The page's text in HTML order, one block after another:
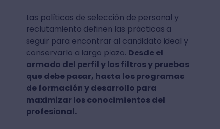
Las políticas de selección de personal y
reclutamiento definen las prácticas a
seguir para encontrar al candidato ideal y
conservarlo a largo plazo. Desde el
armado del perfil y los filtros y pruebas
que debe pasar, hasta los programas
de formación y desarrollo para
maximizar los conocimientos del
profesional.